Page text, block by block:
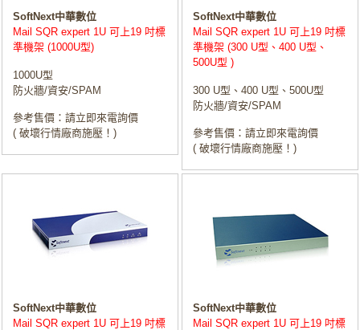
SoftNext中華數位
Mail SQR expert 1U 可上19 吋標
準機架 (1000U型)
1000U型
防火牆/資安/SPAM
參考售價：請立即來電詢價
( 破壞行情廠商施壓！)
SoftNext中華數位
Mail SQR expert 1U 可上19 吋標
準機架 (300 U型、400 U型、
500U型 )
300 U型、400 U型、500U型
防火牆/資安/SPAM
參考售價：請立即來電詢價
( 破壞行情廠商施壓！)
SoftNext中華數位
Mail SQR expert 1U 可上19 吋標
SoftNext中華數位
Mail SQR expert 1U 可上19 吋標